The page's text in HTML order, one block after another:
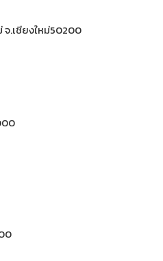
จ.เชียงใหม่50200